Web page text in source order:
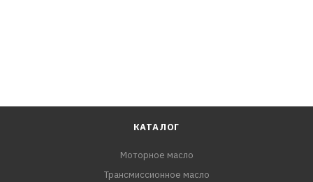
КАТАЛОГ
Моторное масло
Трансмиссионное масло